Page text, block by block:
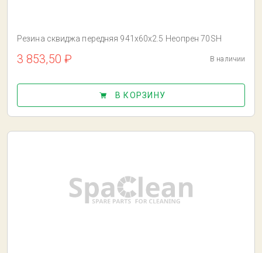
Резина сквиджа передняя 941x60x2.5 Неопрен 70SH
3 853,50 ₽ В наличии
В КОРЗИНУ